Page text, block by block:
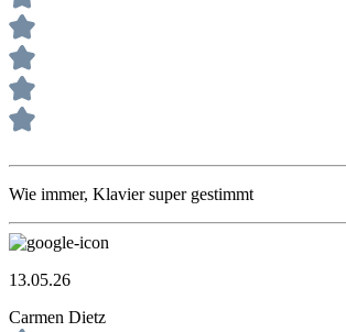
Wie immer, Klavier super gestimmt
13.05.26
Carmen Dietz